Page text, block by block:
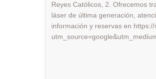
Reyes Católicos, 2. Ofrecemos
láser de última generación,
información y reservas en